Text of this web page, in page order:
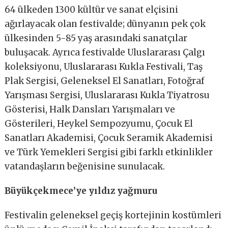
64 ülkeden 1300 kültür ve sanat elçisini
ağırlayacak olan festivalde; dünyanın pek çok
ülkesinden 5-85 yaş arasındaki sanatçılar
buluşacak. Ayrıca festivalde Uluslararası Çalgı
koleksiyonu, Uluslararası Kukla Festivali, Taş
Plak Sergisi, Geleneksel El Sanatları, Fotoğraf
Yarışması Sergisi, Uluslararası Kukla Tiyatrosu
Gösterisi, Halk Dansları Yarışmaları ve
Gösterileri, Heykel Sempozyumu, Çocuk El
Sanatları Akademisi, Çocuk Seramik Akademisi
ve Türk Yemekleri Sergisi gibi farklı etkinlikler
vatandaşların beğenisine sunulacak.
Büyükçekmece’ye yıldız yağmuru
Festivalin geleneksel geçiş kortejinin kostümleri